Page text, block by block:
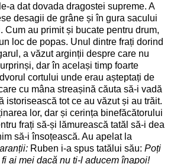
a dat dovada dragostei supreme. A
desagii de grâne și în gura sacului
Cum au primit și bucate pentru drum,
loc de popas. Unul dintre frați dorind
a văzut arginții despre care nu
dar în același timp foarte
cortului unde erau așteptați de
cu mâna streașină căuta să-i vadă
istorisească tot ce au văzut și au trăit.
lor, dar și cerința binefăcătorului
frați să-și lămurească tatăl să-i dea
să-i însoțească. Au apelat la
Ruben i-a spus tatălui său: Poți
ai mei dacă nu ți-l aducem înapoi!